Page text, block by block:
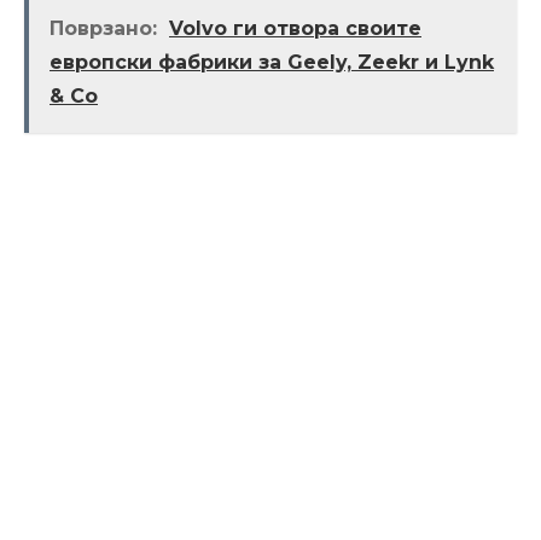
Поврзано: Volvo ги отвора своите
европски фабрики за Geely, Zeekr и Lynk
& Co